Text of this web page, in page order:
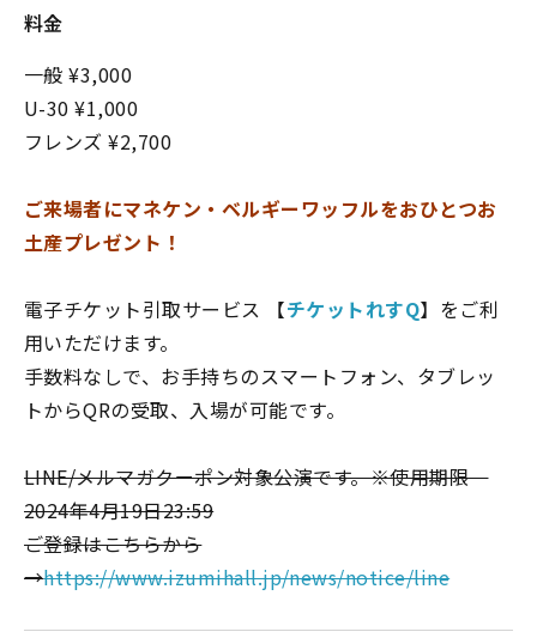
料金
一般 ¥3,000
U-30 ¥1,000
フレンズ ¥2,700
ご来場者にマネケン・ベルギーワッフルをおひとつお
土産プレゼント！
電子チケット引取サービス 【チケットれすQ】をご利
用いただけます。
手数料なしで、お手持ちのスマートフォン、タブレッ
トからQRの受取、入場が可能です。
LINE/メルマガクーポン対象公演です。※使用期限
2024年4月19日23:59
ご登録はこちらから
→https://www.izumihall.jp/news/notice/line